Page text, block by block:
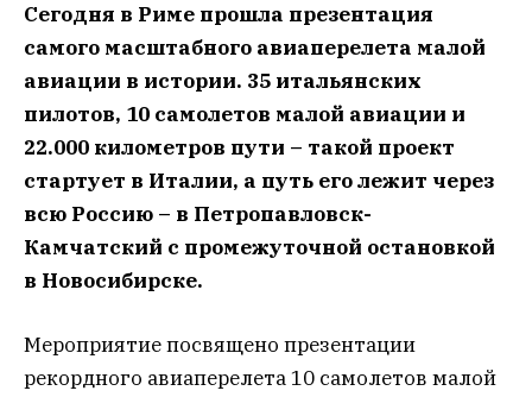
Сегодня в Риме прошла презентация
самого масштабного авиаперелета малой
авиации в истории. 35 итальянских
пилотов, 10 самолетов малой авиации и
22.000 километров пути – такой проект
стартует в Италии, а путь его лежит через
всю Россию – в Петропавловск-
Камчатский с промежуточной остановкой
в Новосибирске.
Мероприятие посвящено презентации
рекордного авиаперелета 10 самолетов малой